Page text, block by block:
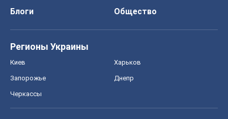
Блоги
Общество
Регионы Украины
Киев Харьков
Запорожье Днепр
Черкассы